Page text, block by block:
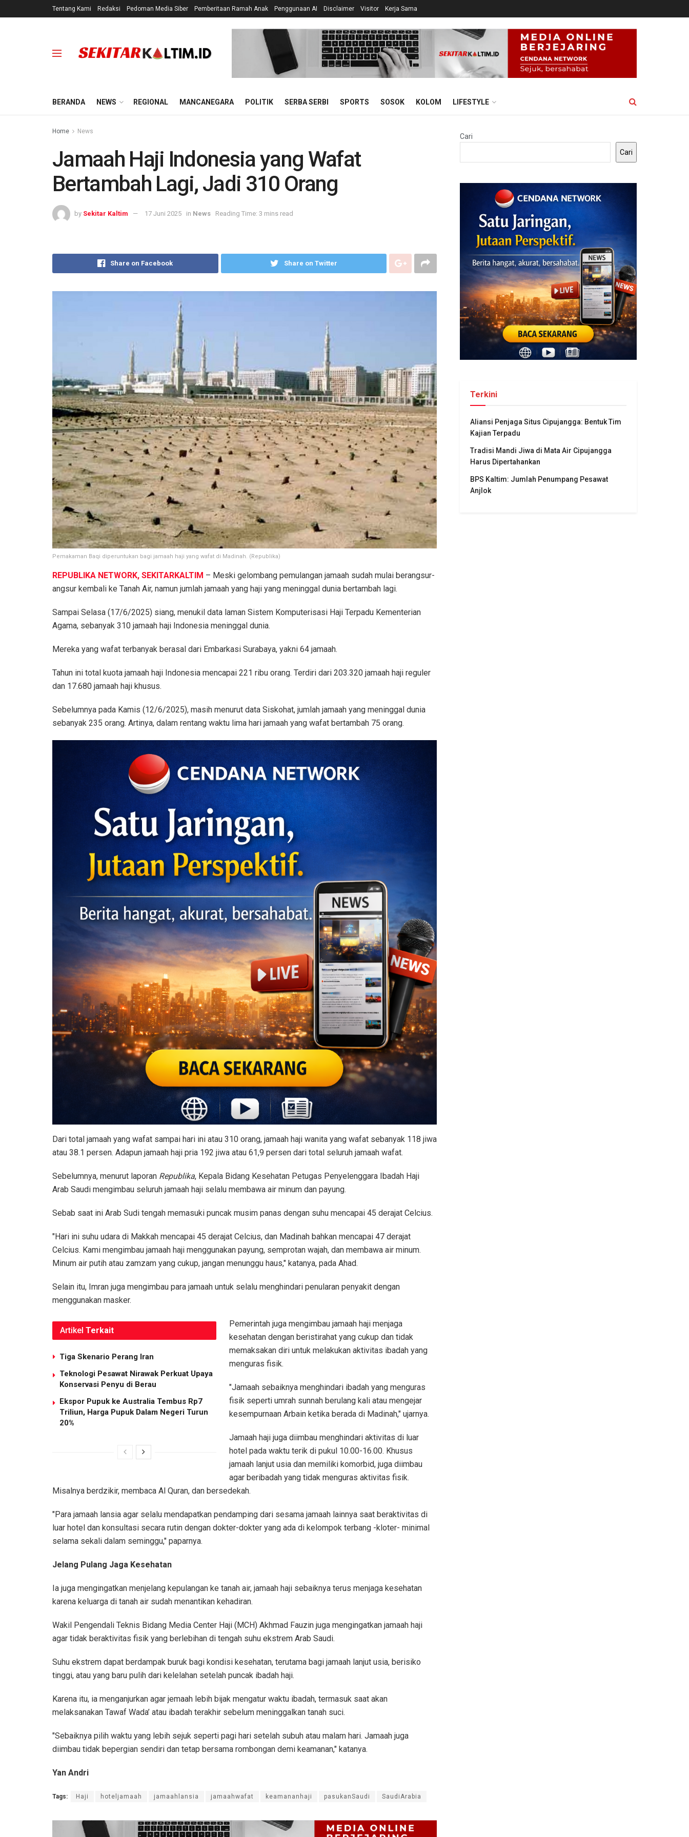
Tentang Kami Redaksi Pedoman Media Siber Pemberitaan Ramah Anak Penggunaan AI Disclaimer Visitor Kerja Sama
BERANDA NEWS REGIONAL MANCANEGARA POLITIK SERBA SERBI SPORTS SOSOK KOLOM LIFESTYLE
Home News
Jamaah Haji Indonesia yang Wafat
Bertambah Lagi, Jadi 310 Orang
by Sekitar Kaltim 17 Juni 2025 in News Reading Time: 3 mins read
Share on Facebook Share on Twitter
Pemakaman Baqi diperuntukan bagi jamaah haji yang wafat di Madinah. (Republika)
REPUBLIKA NETWORK, SEKITARKALTIM – Meski gelombang pemulangan jamaah sudah mulai berangsur-
angsur kembali ke Tanah Air, namun jumlah jamaah yang haji yang meninggal dunia bertambah lagi.
Sampai Selasa (17/6/2025) siang, menukil data laman Sistem Komputerisasi Haji Terpadu Kementerian
Agama, sebanyak 310 jamaah haji Indonesia meninggal dunia.
Mereka yang wafat terbanyak berasal dari Embarkasi Surabaya, yakni 64 jamaah.
Tahun ini total kuota jamaah haji Indonesia mencapai 221 ribu orang. Terdiri dari 203.320 jamaah haji reguler
dan 17.680 jamaah haji khusus.
Sebelumnya pada Kamis (12/6/2025), masih menurut data Siskohat, jumlah jamaah yang meninggal dunia
sebanyak 235 orang. Artinya, dalam rentang waktu lima hari jamaah yang wafat bertambah 75 orang.
Dari total jamaah yang wafat sampai hari ini atau 310 orang, jamaah haji wanita yang wafat sebanyak 118 jiwa
atau 38.1 persen. Adapun jamaah haji pria 192 jiwa atau 61,9 persen dari total seluruh jamaah wafat.
Sebelumnya, menurut laporan Republika, Kepala Bidang Kesehatan Petugas Penyelenggara Ibadah Haji
Arab Saudi mengimbau seluruh jamaah haji selalu membawa air minum dan payung.
Sebab saat ini Arab Sudi tengah memasuki puncak musim panas dengan suhu mencapai 45 derajat Celcius.
"Hari ini suhu udara di Makkah mencapai 45 derajat Celcius, dan Madinah bahkan mencapai 47 derajat
Celcius. Kami mengimbau jamaah haji menggunakan payung, semprotan wajah, dan membawa air minum.
Minum air putih atau zamzam yang cukup, jangan menunggu haus," katanya, pada Ahad.
Selain itu, Imran juga mengimbau para jamaah untuk selalu menghindari penularan penyakit dengan
menggunakan masker.
Artikel Terkait
Tiga Skenario Perang Iran
Teknologi Pesawat Nirawak Perkuat Upaya
Konservasi Penyu di Berau
Ekspor Pupuk ke Australia Tembus Rp7
Triliun, Harga Pupuk Dalam Negeri Turun
20%
Pemerintah juga mengimbau jamaah haji menjaga
kesehatan dengan beristirahat yang cukup dan tidak
memaksakan diri untuk melakukan aktivitas ibadah yang
menguras fisik.
"Jamaah sebaiknya menghindari ibadah yang menguras
fisik seperti umrah sunnah berulang kali atau mengejar
kesempurnaan Arbain ketika berada di Madinah," ujarnya.
Jamaah haji juga diimbau menghindari aktivitas di luar
hotel pada waktu terik di pukul 10.00-16.00. Khusus
jamaah lanjut usia dan memiliki komorbid, juga diimbau
agar beribadah yang tidak menguras aktivitas fisik.
Misalnya berdzikir, membaca Al Quran, dan bersedekah.
"Para jamaah lansia agar selalu mendapatkan pendamping dari sesama jamaah lainnya saat beraktivitas di
luar hotel dan konsultasi secara rutin dengan dokter-dokter yang ada di kelompok terbang -kloter- minimal
selama sekali dalam seminggu," paparnya.
Jelang Pulang Jaga Kesehatan
Ia juga mengingatkan menjelang kepulangan ke tanah air, jamaah haji sebaiknya terus menjaga kesehatan
karena keluarga di tanah air sudah menantikan kehadiran.
Wakil Pengendali Teknis Bidang Media Center Haji (MCH) Akhmad Fauzin juga mengingatkan jamaah haji
agar tidak beraktivitas fisik yang berlebihan di tengah suhu ekstrem Arab Saudi.
Suhu ekstrem dapat berdampak buruk bagi kondisi kesehatan, terutama bagi jamaah lanjut usia, berisiko
tinggi, atau yang baru pulih dari kelelahan setelah puncak ibadah haji.
Karena itu, ia menganjurkan agar jemaah lebih bijak mengatur waktu ibadah, termasuk saat akan
melaksanakan Tawaf Wada’ atau ibadah terakhir sebelum meninggalkan tanah suci.
"Sebaiknya pilih waktu yang lebih sejuk seperti pagi hari setelah subuh atau malam hari. Jamaah juga
diimbau tidak bepergian sendiri dan tetap bersama rombongan demi keamanan," katanya.
Yan Andri
Tags: Haji hoteljamaah jamaahlansia jamaahwafat keamananhaji pasukanSaudi SaudiArabia
Cari
Cari
Terkini
Aliansi Penjaga Situs Cipujangga: Bentuk Tim
Kajian Terpadu
Tradisi Mandi Jiwa di Mata Air Cipujangga
Harus Dipertahankan
BPS Kaltim: Jumlah Penumpang Pesawat
Anjlok